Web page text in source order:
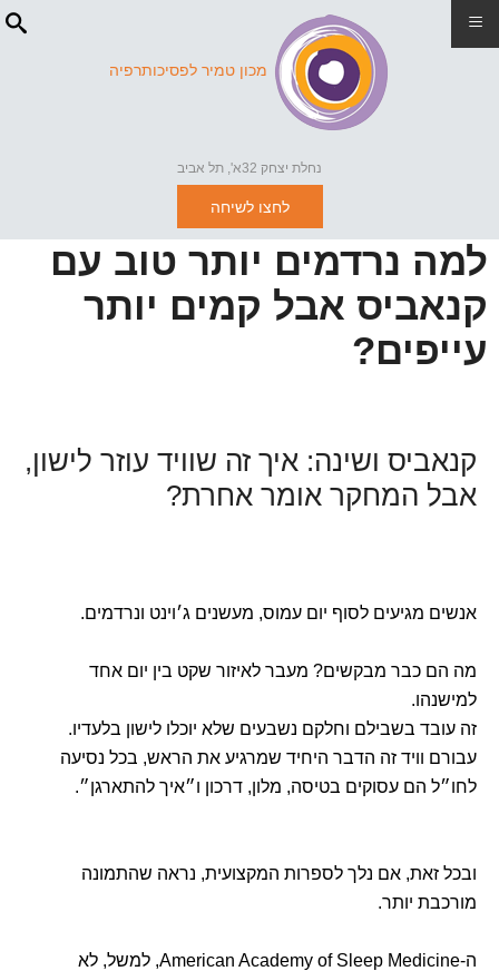
מכון טמיר לפסיכותרפיה
נחלת יצחק 32א', תל אביב
לחצו לשיחה
למה נרדמים יותר טוב עם
קנאביס אבל קמים יותר
עייפים?
קנאביס ושינה: איך זה שוויד עוזר לישון,
אבל המחקר אומר אחרת?
אנשים מגיעים לסוף יום עמוס, מעשנים ג׳וינט ונרדמים.
מה הם כבר מבקשים? מעבר לאיזור שקט בין יום אחד
למישנהו.
זה עובד בשבילם וחלקם נשבעים שלא יוכלו לישון בלעדיו.
עבורם וויד זה הדבר היחיד שמרגיע את הראש, בכל נסיעה
לחו״ל הם עסוקים בטיסה, מלון, דרכון ו״איך להתארגן״.
ובכל זאת, אם נלך לספרות המקצועית, נראה שהתמונה
מורכבת יותר.
ה-American Academy of Sleep Medicine, למשל, לא
≡